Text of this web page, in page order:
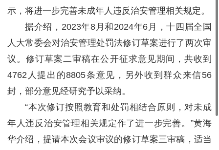
示，将进一步完善未成年人违反治安管理相关规定。
据介绍，2023年8月和2024年6月，十四届全国
人大常委会对治安管理处罚法修订草案进行了两次审
议。修订草案二审稿在公开征求意见期间，共收到
4762人提出的8805条意见，另外收到群众来信56
封，部分意见经研究予以采纳。
“本次修订按照教育和处罚相结合原则，对未成
年人违反治安管理相关规定作了进一步完善。”黄海
华介绍，提请本次会议审议的修订草案三审稿，适当